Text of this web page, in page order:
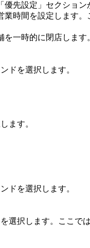
先設定」セクショ
時間を設定します
一時的に閉店します
ドを選択します。
ます。
ドを選択します。
選択します。ここで